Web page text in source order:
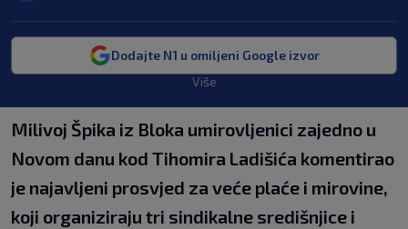
Dodajte N1 u omiljeni Google izvor
Više
Milivoj Špika iz Bloka umirovljenici zajedno u
Novom danu kod Tihomira Ladišića komentirao
je najavljeni prosvjed za veće plaće i mirovine,
koji organiziraju tri sindikalne središnjice i